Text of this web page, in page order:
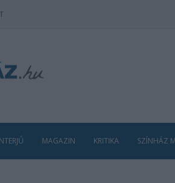
MAGAZIN KRITIKA SZÍNHÁZ